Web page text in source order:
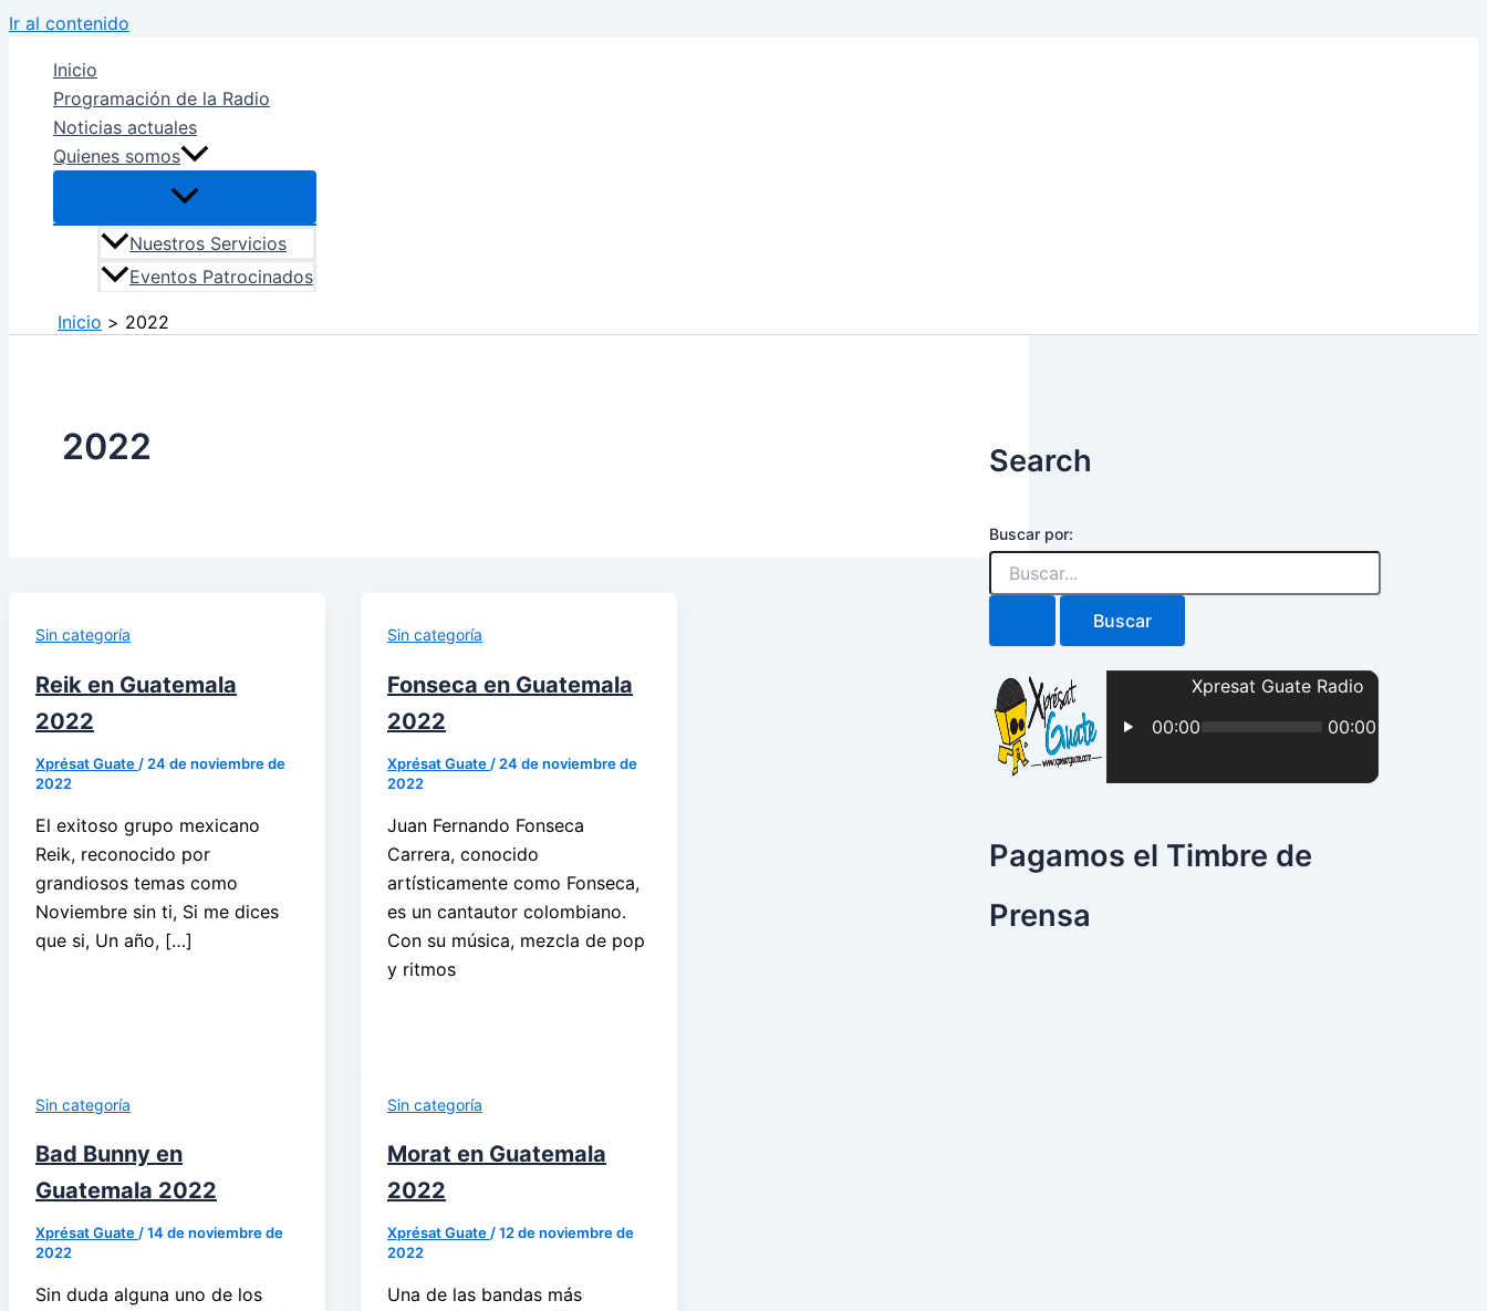
Ir al contenido
Inicio
Programación de la Radio
Noticias actuales
Quienes somos
Nuestros Servicios
Eventos Patrocinados
Inicio 2022
2022
Sin categoría
Reik en Guatemala
2022
Xprésat Guate / 24 de noviembre de
2022
El exitoso grupo mexicano
Reik, reconocido por
grandiosos temas como
Noviembre sin ti, Si me dices
que si, Un año, […]
Sin categoría
Fonseca en Guatemala
2022
Xprésat Guate / 24 de noviembre de
2022
Juan Fernando Fonseca
Carrera, conocido
artísticamente como Fonseca,
es un cantautor colombiano.
Con su música, mezcla de pop
y ritmos
Sin categoría
Bad Bunny en
Guatemala 2022
Xprésat Guate/14 de noviembre de
2022
Sin duda alguna uno de los
Sin categoría
Morat en Guatemala
2022
Xprésat Guate/12 de noviembre de
2022
Una de las bandas más
Search
Buscar por:
Pagamos el Timbre de
Prensa